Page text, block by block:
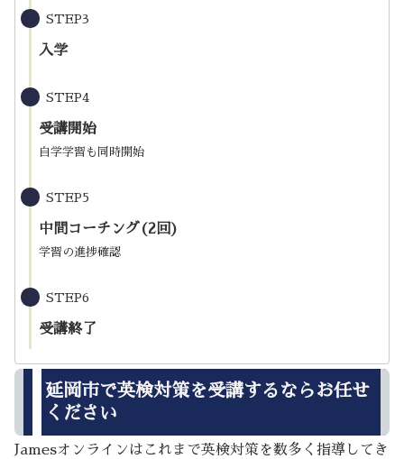
STEP3
入学
STEP4
受講開始
自学学習も同時開始
STEP5
中間コーチング(2回)
学習の進捗確認
STEP6
受講終了
延岡市で英検対策を受講するならお任せ
ください
Jamesオンラインはこれまで英検対策を数多く指導してき